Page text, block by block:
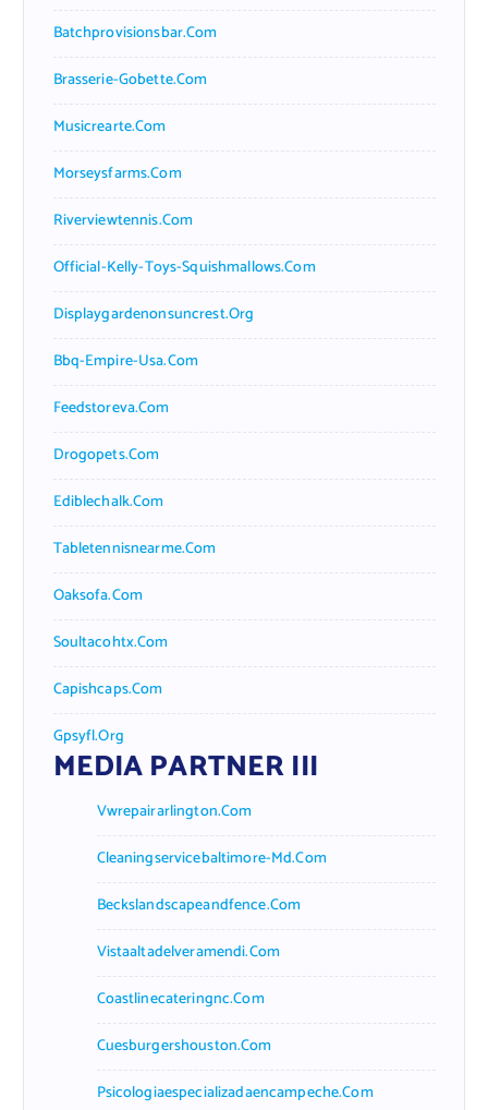
Batchprovisionsbar.com
Brasserie-Gobette.com
Musicrearte.com
Morseysfarms.com
Riverviewtennis.com
Official-Kelly-Toys-Squishmallows.com
Displaygardenonsuncrest.org
Bbq-Empire-Usa.com
Feedstoreva.com
Drogopets.com
Ediblechalk.com
Tabletennisnearme.com
Oaksofa.com
Soultacohtx.com
Capishcaps.com
Gpsyfl.org
MEDIA PARTNER III
Vwrepairarlington.com
Cleaningservicebaltimore-Md.com
Beckslandscapeandfence.com
Vistaaltadelveramendi.com
Coastlinecateringnc.com
Cuesburgershouston.com
Psicologiaespecializadaencampeche.com